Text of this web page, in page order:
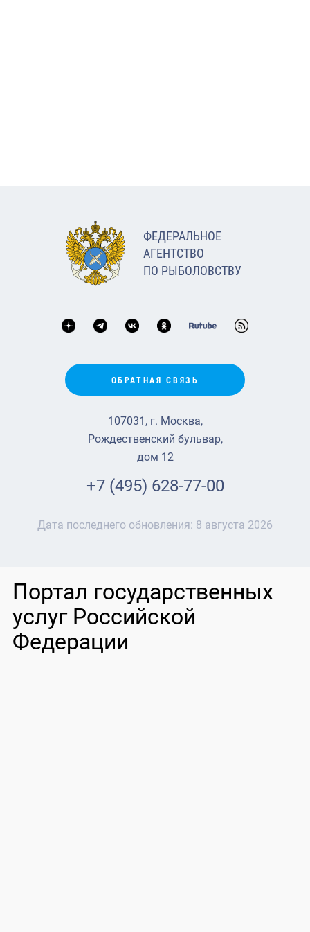
ФЕДЕРАЛЬНОЕ
АГЕНТСТВО
ПО РЫБОЛОВСТВУ
ОБРАТНАЯ СВЯЗЬ
107031, г. Москва,
Рождественский бульвар,
дом 12
+7 (495) 628-77-00
Дата последнего обновления: 8 августа 2026
Портал государственных
услуг Российской
Федерации